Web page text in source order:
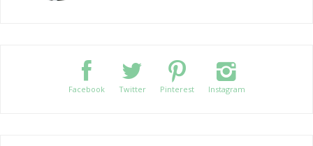
Facebook Twitter Pinterest Instagram